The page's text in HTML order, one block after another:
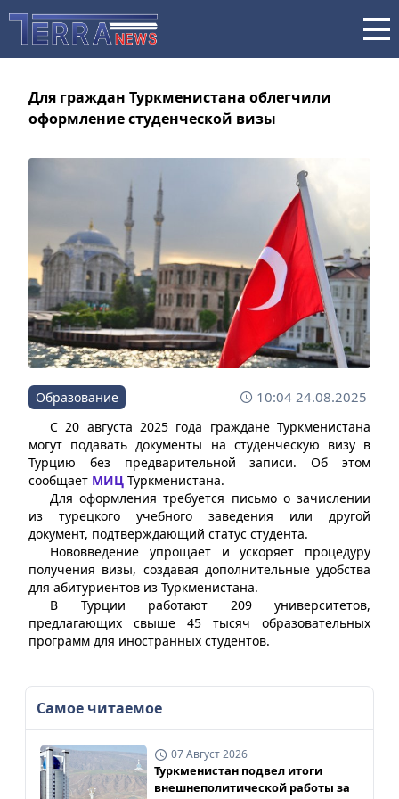
Для граждан Туркменистана облегчили
оформление студенческой визы
Образование 10:04 24.08.2025
С 20 августа 2025 года граждане Туркменистана
могут подавать документы на студенческую визу в
Турцию без предварительной записи. Об этом
сообщает МИЦ Туркменистана.
Для оформления требуется письмо о зачислении
из турецкого учебного заведения или другой
документ, подтверждающий статус студента.
Нововведение упрощает и ускоряет процедуру
получения визы, создавая дополнительные удобства
для абитуриентов из Туркменистана.
В Турции работают 209 университетов,
предлагающих свыше 45 тысяч образовательных
программ для иностранных студентов.
Самое читаемое
07 Август 2026
Туркменистан подвел итоги
внешнеполитической работы за